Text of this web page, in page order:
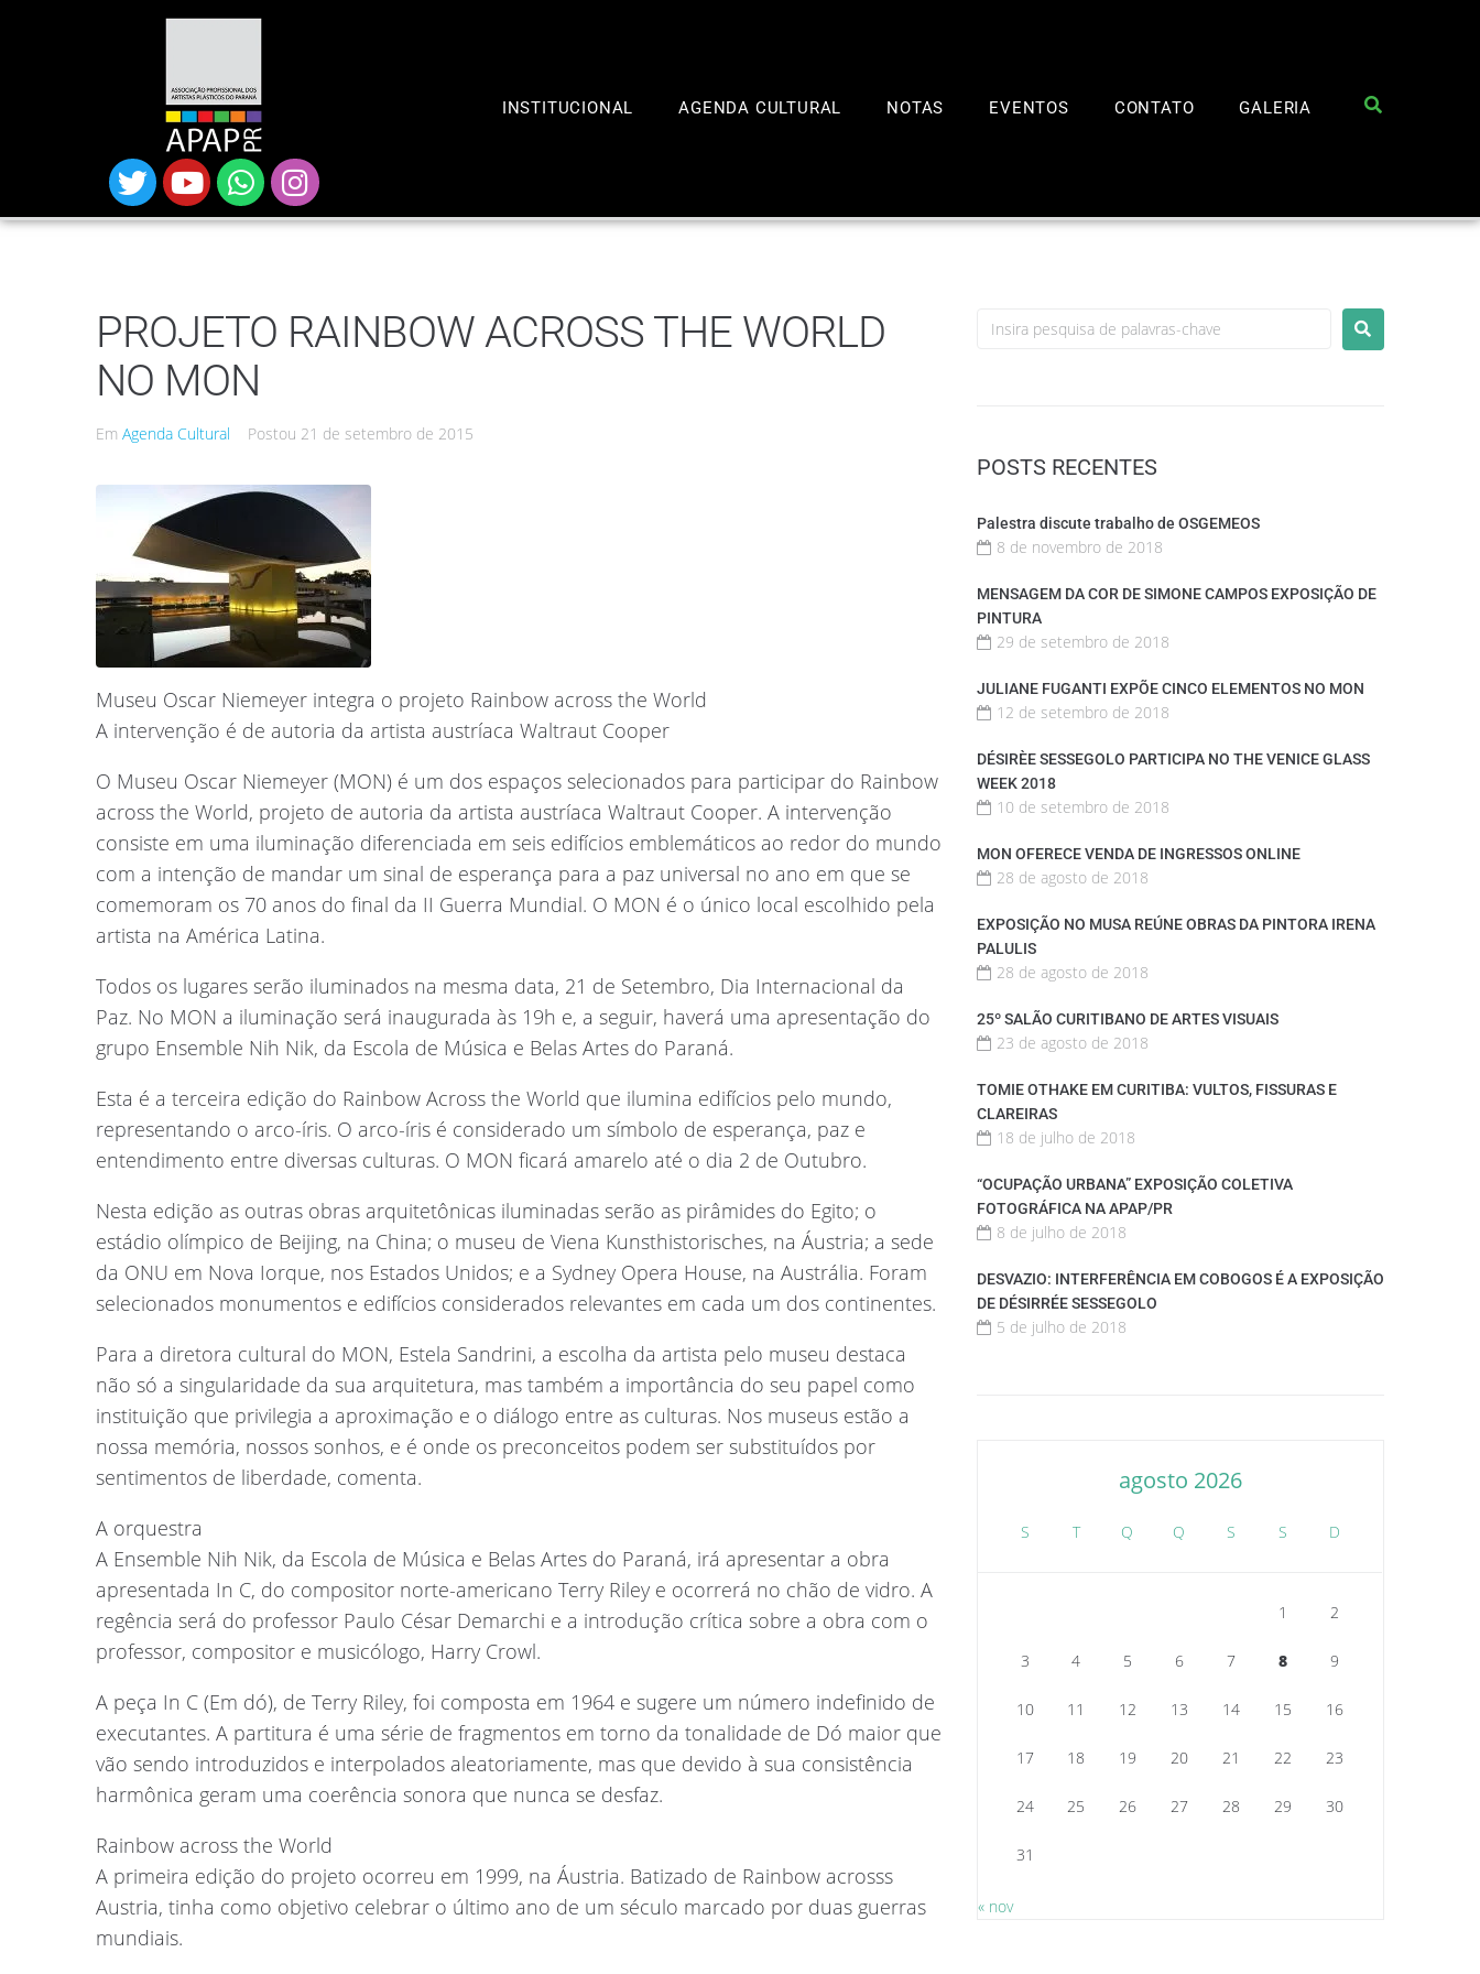
INSTITUCIONAL AGENDA CULTURAL NOTAS EVENTOS CONTATO GALERIA
PROJETO RAINBOW ACROSS THE WORLD
NO MON
Em Agenda Cultural Postou 21 de setembro de 2015
Museu Oscar Niemeyer integra o projeto Rainbow across the World
A intervenção é de autoria da artista austríaca Waltraut Cooper
O Museu Oscar Niemeyer (MON) é um dos espaços selecionados para participar do Rainbow
across the World, projeto de autoria da artista austríaca Waltraut Cooper. A intervenção
consiste em uma iluminação diferenciada em seis edifícios emblemáticos ao redor do mundo
com a intenção de mandar um sinal de esperança para a paz universal no ano em que se
comemoram os 70 anos do final da II Guerra Mundial. O MON é o único local escolhido pela
artista na América Latina.
Todos os lugares serão iluminados na mesma data, 21 de Setembro, Dia Internacional da
Paz. No MON a iluminação será inaugurada às 19h e, a seguir, haverá uma apresentação do
grupo Ensemble Nih Nik, da Escola de Música e Belas Artes do Paraná.
Esta é a terceira edição do Rainbow Across the World que ilumina edifícios pelo mundo,
representando o arco-íris. O arco-íris é considerado um símbolo de esperança, paz e
entendimento entre diversas culturas. O MON ficará amarelo até o dia 2 de Outubro.
Nesta edição as outras obras arquitetônicas iluminadas serão as pirâmides do Egito; o
estádio olímpico de Beijing, na China; o museu de Viena Kunsthistorisches, na Áustria; a sede
da ONU em Nova Iorque, nos Estados Unidos; e a Sydney Opera House, na Austrália. Foram
selecionados monumentos e edifícios considerados relevantes em cada um dos continentes.
Para a diretora cultural do MON, Estela Sandrini, a escolha da artista pelo museu destaca
não só a singularidade da sua arquitetura, mas também a importância do seu papel como
instituição que privilegia a aproximação e o diálogo entre as culturas. Nos museus estão a
nossa memória, nossos sonhos, e é onde os preconceitos podem ser substituídos por
sentimentos de liberdade, comenta.
A orquestra
A Ensemble Nih Nik, da Escola de Música e Belas Artes do Paraná, irá apresentar a obra
apresentada In C, do compositor norte-americano Terry Riley e ocorrerá no chão de vidro. A
regência será do professor Paulo César Demarchi e a introdução crítica sobre a obra com o
professor, compositor e musicólogo, Harry Crowl.
A peça In C (Em dó), de Terry Riley, foi composta em 1964 e sugere um número indefinido de
executantes. A partitura é uma série de fragmentos em torno da tonalidade de Dó maior que
vão sendo introduzidos e interpolados aleatoriamente, mas que devido à sua consistência
harmônica geram uma coerência sonora que nunca se desfaz.
Rainbow across the World
A primeira edição do projeto ocorreu em 1999, na Áustria. Batizado de Rainbow acrosss
Austria, tinha como objetivo celebrar o último ano de um século marcado por duas guerras
mundiais.
POSTS RECENTES
Palestra discute trabalho de OSGEMEOS
8 de novembro de 2018
MENSAGEM DA COR DE SIMONE CAMPOS EXPOSIÇÃO DE
PINTURA
29 de setembro de 2018
JULIANE FUGANTI EXPÕE CINCO ELEMENTOS NO MON
12 de setembro de 2018
DÉSIRÈE SESSEGOLO PARTICIPA NO THE VENICE GLASS
WEEK 2018
10 de setembro de 2018
MON OFERECE VENDA DE INGRESSOS ONLINE
28 de agosto de 2018
EXPOSIÇÃO NO MUSA REÚNE OBRAS DA PINTORA IRENA
PALULIS
28 de agosto de 2018
25º SALÃO CURITIBANO DE ARTES VISUAIS
23 de agosto de 2018
TOMIE OTHAKE EM CURITIBA: VULTOS, FISSURAS E
CLAREIRAS
18 de julho de 2018
“OCUPAÇÃO URBANA” EXPOSIÇÃO COLETIVA
FOTOGRÁFICA NA APAP/PR
8 de julho de 2018
DESVAZIO: INTERFERÊNCIA EM COBOGOS É A EXPOSIÇÃO
DE DÉSIRRÉE SESSEGOLO
5 de julho de 2018
agosto 2026
S T Q Q S S D
1 2
3 4 5 6 7 8 9
10 11 12 13 14 15 16
17 18 19 20 21 22 23
24 25 26 27 28 29 30
31
« nov